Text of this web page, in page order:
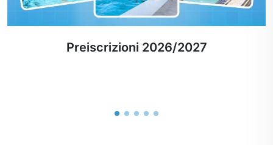
Apertura Piscina Trissino Estate 2026